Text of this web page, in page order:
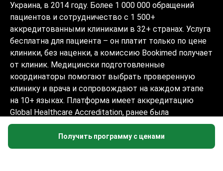
Получить программу с ценами
Украина, в 2014 году. Более 1 000 000 обращений
пациентов и сотрудничество с 1 500+
аккредитованными клиниками в 32+ странах. Услуга
бесплатна для пациента – он платит только по цене
клиники, без наценки, а комиссию Bookimed получает
от клиник. Медицински подготовленные
координаторы помогают выбрать проверенную
клинику и врача и сопровождают на каждом этапе
на 10+ языках. Платформа имеет аккредитацию
Global Healthcare Accreditation, ранее была
сертифицирована Temos (2024–2025). Рейтинг 4.6 на
Trustpilot и 4.4 на Google Reviews.
Информация на сайте не может быть